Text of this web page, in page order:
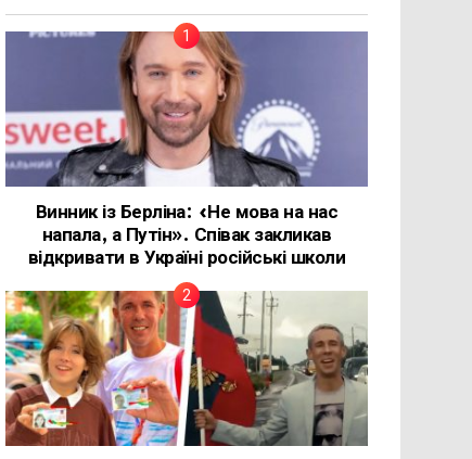
Винник із Берліна: «Не мова на нас
напала, а Путін». Співак закликав
відкривати в Україні російські школи